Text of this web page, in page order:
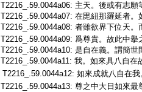
T2216_.59.0044a06: 主天。後或有志
T2216_.59.0044a07: 在毘紐那羅延者
T2216_.59.0044a08: 者雖欲界下位天。
T2216_.59.0044a09: 爲尊貴。故此中
T2216_.59.0044a10: 是自在義。謂簡世
T2216_.59.0044a11: 我。如來具八自在
T2216_.59.0044a12: 如來成就八自在
T2216_.59.0044a13: 尊之中大日如來最